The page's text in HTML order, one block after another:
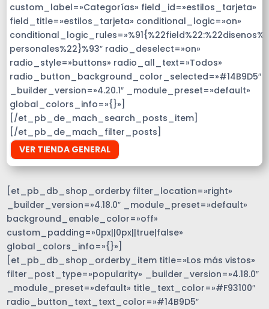
custom_label=»Categorías» field_id=»estilos_tarjeta»
field_title=»estilos_tarjeta» conditional_logic=»on»
personales%22}%93″ radio_deselect=»on»
radio_style=»buttons» radio_all_text=»Todos»
radio_button_background_color_selected=»#14B9D5″
_builder_version=»4.20.1″ _module_preset=»default»
global_colors_info=»{}»]
[/et_pb_de_mach_search_posts_item]
[/et_pb_de_mach_filter_posts]
VER TIENDA GENERAL
[et_pb_db_shop_orderby filter_location=»right»
_builder_version=»4.18.0″ _module_preset=»default»
background_enable_color=»off»
custom_padding=»0px||0px||true|false»
global_colors_info=»{}»]
[et_pb_db_shop_orderby_item title=»Los más vistos»
filter_post_type=»popularity» _builder_version=»4.18.0″
_module_preset=»default» title_text_color=»#F93100″
radio_button_text_text_color=»#14B9D5″